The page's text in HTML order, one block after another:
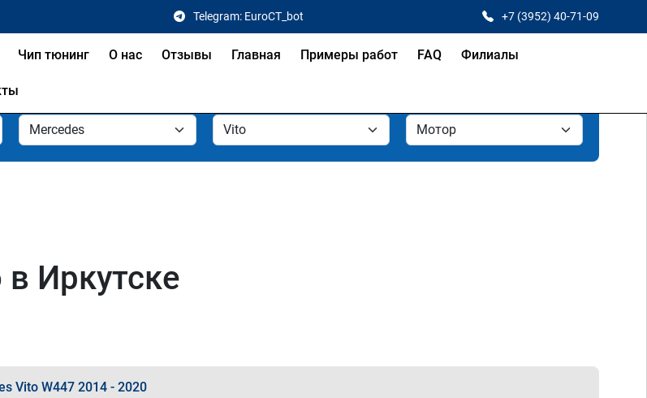
Telegram: EuroCT_bot +7 (3952) 40-71-09
Чип тюнинг О нас Отзывы Главная Примеры работ FAQ Филиалы
Иркутске
Vito W447 2014 - 2020